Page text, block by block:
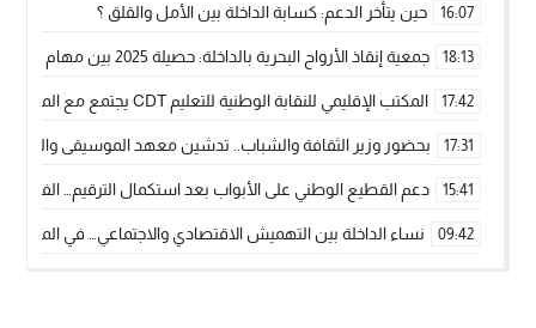
16:07 حين يتأخر الدعم: كسابة الداخلة بين الأمل والقلق ؟
18:13 جمعية إنقاذ الأرواح البحرية بالداخلة: حصيلة 2025 بين مهام الإنقاذ ومشروع “دار البحار”
17:42 المكتب الإقليمي للنقابة الوطنية للتعليم CDT يجتمع مع المدير الإقليمي لمناقشة ملفات جوهرية لنساء ورجال التعليم
17:31 بحضور وزير الثقافة والشباب.. تدشين معهد الموسيقى والفنون
15:41 دعم القطيع الوطني على الأبواب بعد استكمال الترقيم…
09:42 نساء الداخلة بين التهميش الاقتصادي والاجتماعي… في المؤسسات